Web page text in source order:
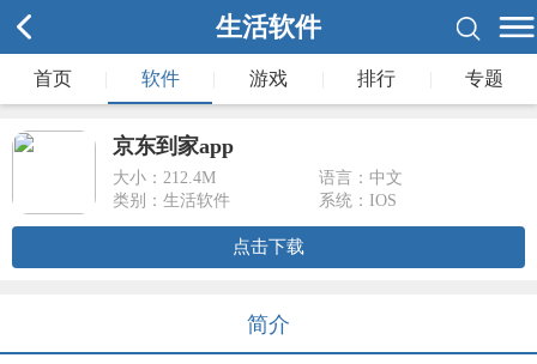
生活软件
首页 软件 游戏 排行 专题
京东到家app
大小： 212.4M
语言：中文
类别：生活软件
系统：IOS
点击下载
简介